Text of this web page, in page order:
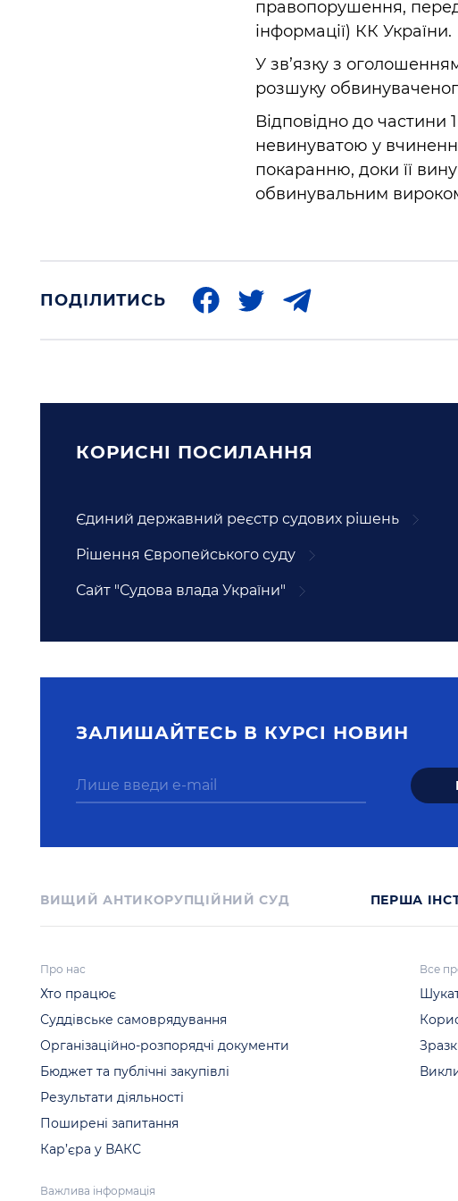
правопорушення,
інформації) КК України.
У зв’язку з
розшуку
Відповідно до частини
невинуватою у
покаранню, доки її
обвинувальним
ПОДІЛИТИСЬ
КОРИСНI ПОСИЛАННЯ
Єдиний державний реєстр судових рішень
Рішення Європейського суду
Сайт "Судова влада України"
ЗАЛИШАЙТЕСЬ В КУРСI НОВИН
ВИЩИЙ АНТИКОРУПЦІЙНИЙ СУД ПЕРША
Про нас
Хто працює
Суддівське самоврядування
Організаційно-розпорядчі документи
Бюджет та публічні закупівлі
Результати діяльності
Поширені запитання
Кар’єра у ВАКС
Все
Важлива інформація